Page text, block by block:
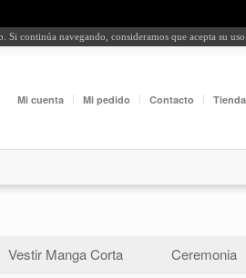
continúa navegando, consideramos que acepta su
Mi cuenta Mi pedido Contacto
Vestir Manga Corta Ceremonia